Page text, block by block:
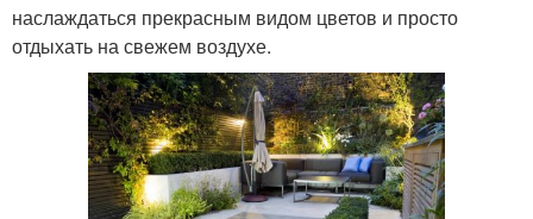
наслаждаться прекрасным видом цветов и просто
отдыхать на свежем воздухе.